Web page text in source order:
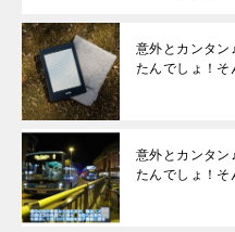
意外とカンタ
たんでしょ！そ
意外とカンタ
たんでしょ！そ